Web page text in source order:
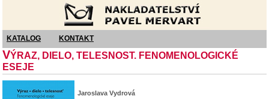
KATALOG KONTAKT
VÝRAZ, DIELO, TELESNOST. FENOMENOLOGICKÉ
ESEJE
Jaroslava Vydrová